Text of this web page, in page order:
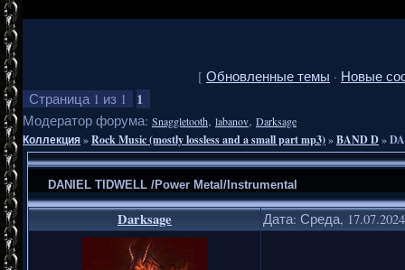
[ Обновленные темы · Новые
Страница 1 из 1 1
Модератор форума: Snaggletooth, labanov, Darksage
Коллекция»Rock Music (mostly lossless and a small part mp3)»BAND D»
DANIEL TIDWELL /Power Metal/Instrumental
Darksage Дата: Среда,